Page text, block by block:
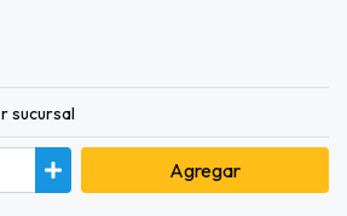
sucursal
Agregar